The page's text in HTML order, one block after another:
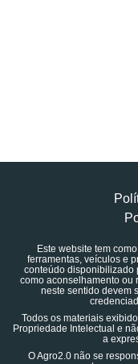
Este website tem
ferramentas, veículos e
conteúdo disponibilizado
como aconselhamento ou
neste sentido devem
Todos os materiais
Propriedade Intelectual e
a
O Agro2.0 não se